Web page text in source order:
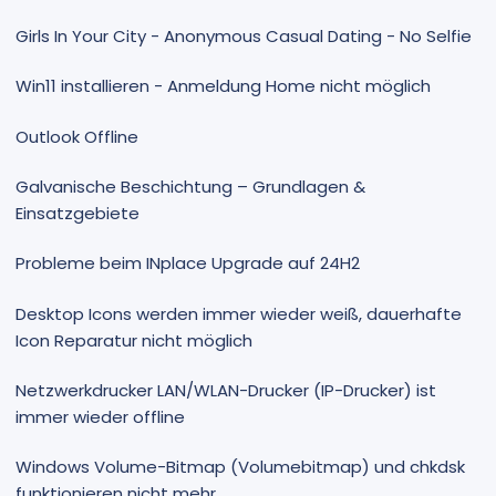
Girls In Your City - Anonymous Casual Dating - No Selfie
Win11 installieren - Anmeldung Home nicht möglich
Outlook Offline
Galvanische Beschichtung – Grundlagen &
Einsatzgebiete
Probleme beim INplace Upgrade auf 24H2
Desktop Icons werden immer wieder weiß, dauerhafte
Icon Reparatur nicht möglich
Netzwerkdrucker LAN/WLAN-Drucker (IP-Drucker) ist
immer wieder offline
Windows Volume-Bitmap (Volumebitmap) und chkdsk